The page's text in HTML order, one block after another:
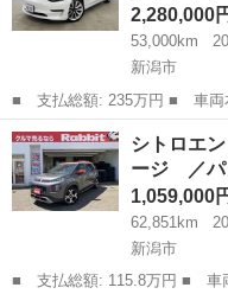
2,280,000
53,000km
新潟市
■ 支払総額: 235万円 ■ 車両本体価格： 2,280,000 円 ■ メーカー
名： テスラ ■ 車種名： モ
ジ ＡＷＤ オールブラック
ガラスルー...
新潟 新潟市 その他
シトロエ
ージ ／パ
1,059,000
62,851km
新潟市
■ 支払総額: 115.8万円 ■ 車両本体価格： 1,059,000 円 ■ メーカ